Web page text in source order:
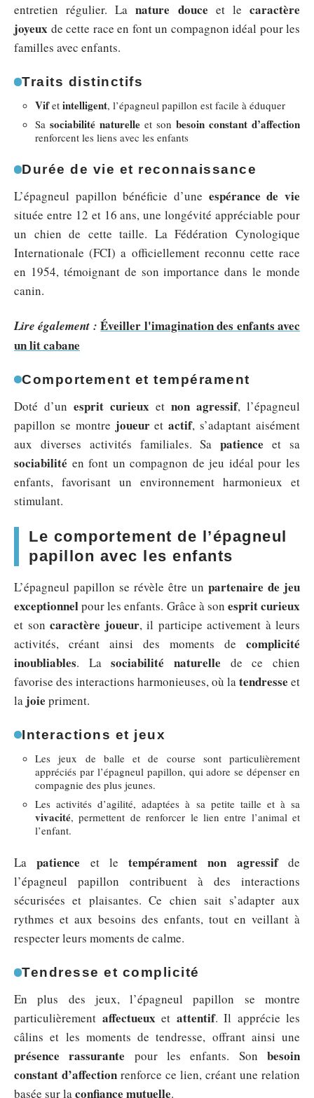
entretien régulier. Lanature douce et lecaractère
joyeux de cette race en font un compagnon idéal pour les
familles avec enfants.
Traits distinctifs
Vifet intelligent, l’épagneul papillon est facile à éduquer
Sa sociabilité naturelle et son besoin constant d’affection
renforcent les liens avec les enfants
Durée de vie et reconnaissance
L’épagneul papillon bénéficie d’une espérance de vie
située entre 12 et 16 ans, une longévité appréciable pour
un chien de cette taille. La Fédération Cynologique
Internationale (FCI) a officiellement reconnu cette race
en 1954, témoignant de son importance dans le monde
canin.
Lire également : Éveiller l'imagination des enfants avec
un lit cabane
Comportement et tempérament
Doté d’un esprit curieux et non agressif, l’épagneul
papillon se montre joueuretactif, s’adaptant aisément
aux diverses activités familiales. Sapatience et sa
sociabilité en font un compagnon de jeu idéal pour les
enfants, favorisant un environnement harmonieux et
stimulant.
Le comportement de l’épagneul
papillon avec les enfants
L’épagneul papillon se révèle être un partenaire de jeu
exceptionnelpour les enfants. Grâce à son esprit curieux
et son caractère joueur, il participe activement à leurs
activités, créant ainsi des moments de complicité
inoubliables. Lasociabilité naturelle de ce chien
favorise des interactions harmonieuses, où la tendresse et
la joie priment.
Interactions et jeux
Les jeux de balle et de course sont particulièrement
appréciés par l’épagneul papillon, qui adore se dépenser en
compagnie des plus jeunes.
Les activités d’agilité, adaptées à sa petite taille et à sa
vivacité, permettent de renforcer le lien entre l’animal et
l’enfant.
Lapatience et letempérament non agressifde
l’épagneul papillon contribuent à des interactions
sécurisées et plaisantes. Ce chien sait s’adapter aux
rythmes et aux besoins des enfants, tout en veillant à
respecter leurs moments de calme.
Tendresse et complicité
En plus des jeux, l’épagneul papillon se montre
particulièrement affectueux et attentif. Il apprécie les
câlins et les moments de tendresse, offrant ainsi une
présence rassurante pour les enfants. Sonbesoin
constant d’affection renforce ce lien, créant une relation
basée sur laconfiance mutuelle.